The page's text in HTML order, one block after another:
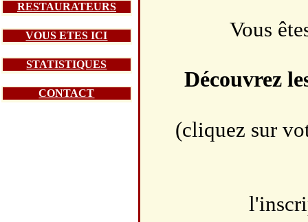
RESTAURATEURS
VOUS ETES ICI
STATISTIQUES
CONTACT
Vous
Découvrez
(cliquez sur